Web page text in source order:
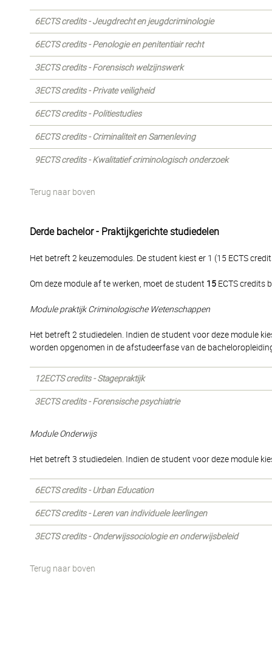
6ECTS credits - Jeugdrecht en jeugdcriminologie
6ECTS credits - Penologie en penitentiair recht
3ECTS credits - Forensisch welzijnswerk
3ECTS credits - Private veiligheid
6ECTS credits - Politiestudies
6ECTS credits - Criminaliteit en Samenleving
9ECTS credits - Kwalitatief criminologisch onderzoek
Terug naar boven
Derde bachelor - Praktijkgerichte studiedelen
Het betreft 2 keuzemodules. De student kiest er 1 (15 ECTS
Om deze module af te werken, moet de student 15 ECTS credits
Module praktijk Criminologische Wetenschappen
Het betreft 2 studiedelen. Indien de student voor deze module
worden opgenomen in de afstudeerfase van de
12ECTS credits - Stagepraktijk
3ECTS credits - Forensische psychiatrie
Module Onderwijs
Het betreft 3 studiedelen. Indien de student voor deze module
6ECTS credits - Urban Education
6ECTS credits - Leren van individuele leerlingen
3ECTS credits - Onderwijssociologie en onderwijsbeleid
Terug naar boven